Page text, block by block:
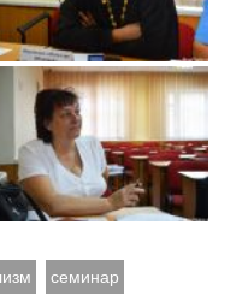
семинар